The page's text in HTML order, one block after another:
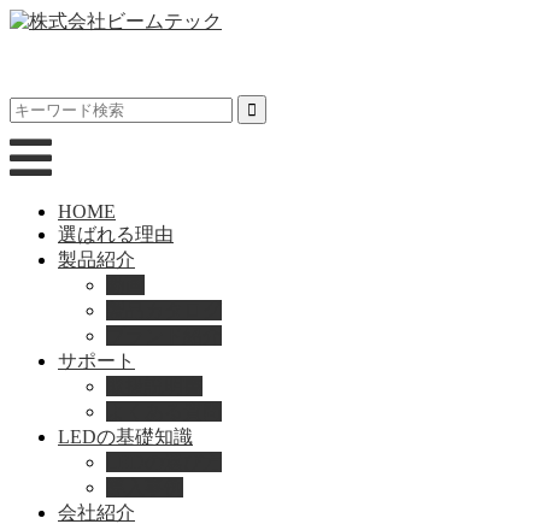
HOME
選ばれる理由
製品紹介
サポート
LEDの基礎知識
会社紹介